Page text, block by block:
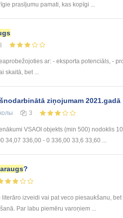
prasījumu pamati, kas kopīgi ...
ar: - eksporta potenciāls, -
skaitā, bet ...
ziņojumam 2021.gadā
3
VSAOI objekts (min 500) nodoklis
34,07 336,00 - 0 336,00 33,6 33,60 ...
?
izveidi vai pat veco piesaukšanu,
Par labu piemēru varoņiem ...